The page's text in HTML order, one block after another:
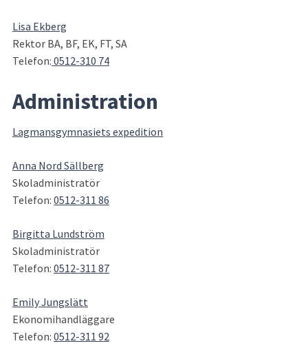
Lisa Ekberg
Rektor BA, BF, EK, FT, SA
Telefon: 0512-310 74
Administration
Lagmansgymnasiets expedition
Anna Nord Sällberg
Skoladministratör
Telefon: 0512-311 86
Birgitta Lundström
Skoladministratör
Telefon: 0512-311 87
Emily Jungslätt
Ekonomihandläggare
Telefon: 0512-311 92